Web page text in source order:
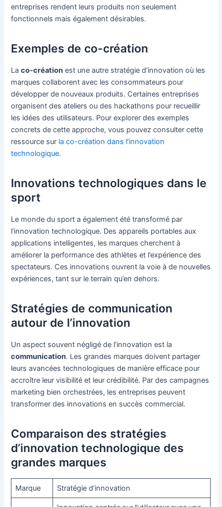
entreprises rendent leurs produits non seulement
fonctionnels mais également désirables.
Exemples de co-création
Laco-création est une autre stratégie d’innovation où les
marques collaborent avec les consommateurs pour
développer de nouveaux produits. Certaines entreprises
organisent des ateliers ou des hackathons pour recueillir
les idées des utilisateurs. Pour explorer des exemples
concrets de cette approche, vous pouvez consulter cette
ressource sur la co-création dans l’innovation
technologique.
Innovations technologiques dans le
sport
Le monde du sport a également été transformé par
l’innovation technologique. Des appareils portables aux
applications intelligentes, les marques cherchent à
améliorer la performance des athlètes et l’expérience des
spectateurs. Ces innovations ouvrent la voie à de nouvelles
expériences, tant sur le terrain qu’en dehors.
Stratégies de communication
autour de l’innovation
Un aspect souvent négligé de l’innovation est la
communication. Les grandes marques doivent partager
leurs avancées technologiques de manière efficace pour
accroître leur visibilité et leur crédibilité. Par des campagnes
marketing bien orchestrées, les entreprises peuvent
transformer des innovations en succès commercial.
Comparaison des stratégies
d’innovation technologique des
grandes marques
Marque Stratégie d’innovation